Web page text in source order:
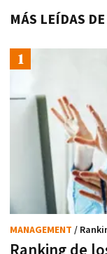
MÁS LEÍDAS
MANAGEMENT /